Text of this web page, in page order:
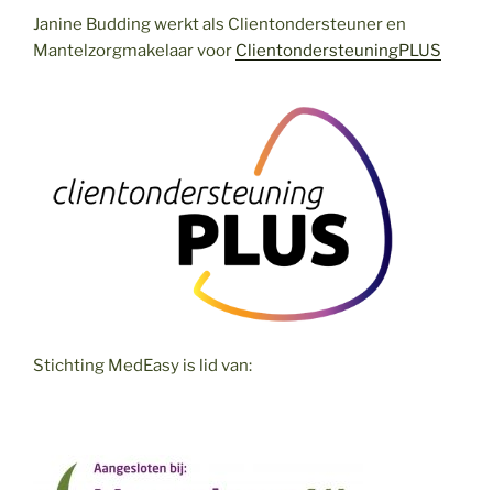
Janine Budding werkt als Clientondersteuner en
Mantelzorgmakelaar voor ClientondersteuningPLUS
Stichting MedEasy is lid van: